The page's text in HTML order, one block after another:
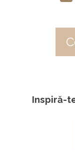
Inspiră-